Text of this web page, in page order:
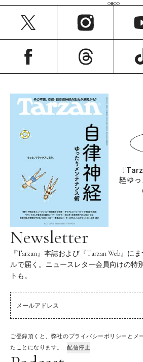
『
経ゆっ
Newsletter
『Tarzan』本誌および『Tarzan Web』に
ルで届く。ニュースレター会員向けの特
トも。
ご登録頂くと、弊社のプライバシーポリシーとメ
たことになります。
配信停止